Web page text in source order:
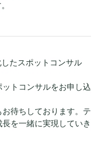
たスポットコンサル
トコンサルをお申し込
待ちしております。テ
を一緒に実現していき